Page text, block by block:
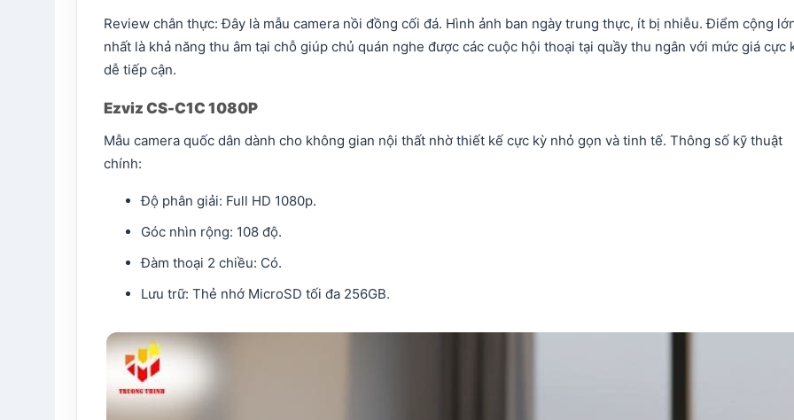
Review chân thực: Đây là mẫu camera nồi đồng cối đá. Hình ảnh ban ngày trung thực, ít bị nhiễu. Điểm cộng
nhất là khả năng thu âm tại chỗ giúp chủ quán nghe được các cuộc hội thoại tại quầy thu ngân với mức giá cực
dễ tiếp cận.
Ezviz CS-C1C 1080P
Mẫu camera quốc dân dành cho không gian nội thất nhờ thiết kế cực kỳ nhỏ gọn và tinh tế. Thông số kỹ thuật
chính:
Độ phân giải: Full HD 1080p.
Góc nhìn rộng: 108 độ.
Đàm thoại 2 chiều: Có.
Lưu trữ: Thẻ nhớ MicroSD tối đa 256GB.